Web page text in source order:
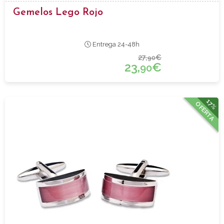
Gemelos Lego Rojo
Entrega 24-48h
27,90€
23,90€
17%
OFERTA